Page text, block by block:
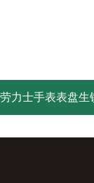
劳力士手表表盘生